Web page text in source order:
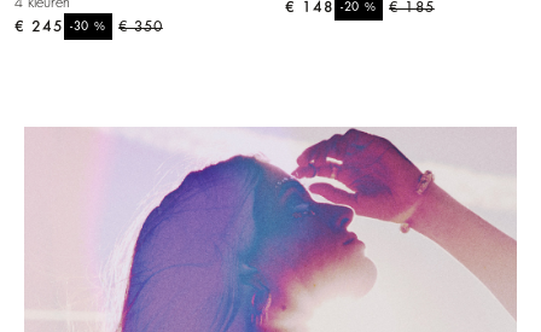
€ 350
-30%
€ 245
€ 185
-20%
€ 148